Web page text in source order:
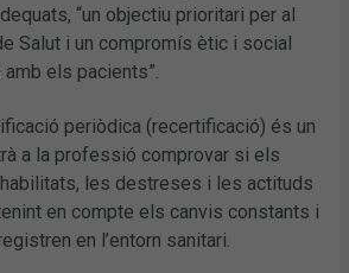
“un objectiu prioritari per al
Salut i un compromís ètic i social
els pacients”.
periòdica (recertificació) és un
a la professió comprovar si els
les destreses i les actituds
en compte els canvis constants i
en l’entorn sanitari.